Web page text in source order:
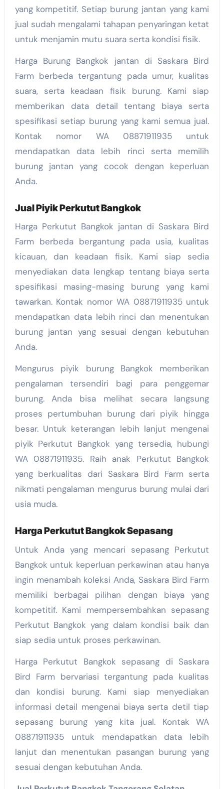
yang kompetitif. Setiap burung jantan yang kami
jual sudah mengalami tahapan penyaringan ketat
untuk menjamin mutu suara serta kondisi fisik.
Harga Burung Bangkok jantan di Saskara Bird
Farm berbeda tergantung pada umur, kualitas
suara, serta keadaan fisik burung. Kami siap
memberikan data detail tentang biaya serta
spesifikasi setiap burung yang kami semua jual.
Kontak nomor WA 08871911935 untuk
mendapatkan data lebih rinci serta memilih
burung jantan yang cocok dengan keperluan
Anda.
Jual Piyik Perkutut Bangkok
Harga Perkutut Bangkok jantan di Saskara Bird
Farm berbeda bergantung pada usia, kualitas
kicauan, dan keadaan fisik. Kami siap sedia
menyediakan data lengkap tentang biaya serta
spesifikasi masing-masing burung yang kami
tawarkan. Kontak nomor WA 08871911935 untuk
mendapatkan data lebih rinci dan menentukan
burung jantan yang sesuai dengan kebutuhan
Anda.
Mengurus piyik burung Bangkok memberikan
pengalaman tersendiri bagi para penggemar
burung. Anda bisa melihat secara langsung
proses pertumbuhan burung dari piyik hingga
besar. Untuk keterangan lebih lanjut mengenai
piyik Perkutut Bangkok yang tersedia, hubungi
WA 08871911935. Raih anak Perkutut Bangkok
yang berkualitas dari Saskara Bird Farm serta
nikmati pengalaman mengurus burung mulai dari
usia muda.
Harga Perkutut Bangkok Sepasang
Untuk Anda yang mencari sepasang Perkutut
Bangkok untuk keperluan perkawinan atau hanya
ingin menambah koleksi Anda, Saskara Bird Farm
memiliki berbagai pilihan dengan biaya yang
kompetitif. Kami mempersembahkan sepasang
Perkutut Bangkok yang dalam kondisi baik dan
siap sedia untuk proses perkawinan.
Harga Perkutut Bangkok sepasang di Saskara
Bird Farm bervariasi tergantung pada kualitas
dan kondisi burung. Kami siap menyediakan
informasi detail mengenai biaya serta detil tiap
sepasang burung yang kita jual. Kontak WA
08871911935 untuk mendapatkan data lebih
lanjut dan menentukan pasangan burung yang
sesuai dengan kebutuhan Anda.